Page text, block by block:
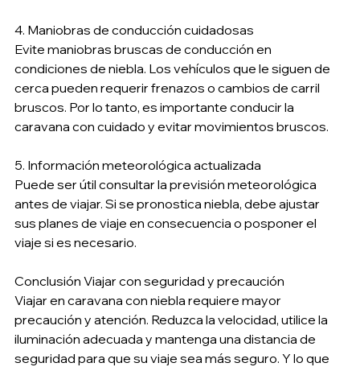
4. Maniobras de conducción cuidadosas
Evite maniobras bruscas de conducción en
condiciones de niebla. Los vehículos que le siguen de
cerca pueden requerir frenazos o cambios de carril
bruscos. Por lo tanto, es importante conducir la
caravana con cuidado y evitar movimientos bruscos.
5. Información meteorológica actualizada
Puede ser útil consultar la previsión meteorológica
antes de viajar. Si se pronostica niebla, debe ajustar
sus planes de viaje en consecuencia o posponer el
viaje si es necesario.
Conclusión Viajar con seguridad y precaución
Viajar en caravana con niebla requiere mayor
precaución y atención. Reduzca la velocidad, utilice la
iluminación adecuada y mantenga una distancia de
seguridad para que su viaje sea más seguro. Y lo que